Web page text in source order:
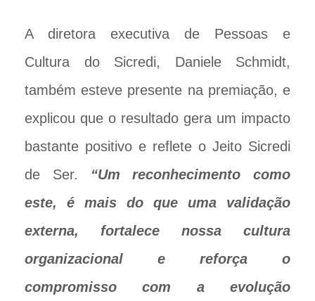
A diretora executiva de Pessoas e
Cultura do Sicredi, Daniele Schmidt,
também esteve presente na premiação, e
explicou que o resultado gera um impacto
bastante positivo e reflete o Jeito Sicredi
de Ser.
“Um reconhecimento como
este, é mais do que uma validação
externa, fortalece nossa cultura
organizacional e reforça o
compromisso com a evolução